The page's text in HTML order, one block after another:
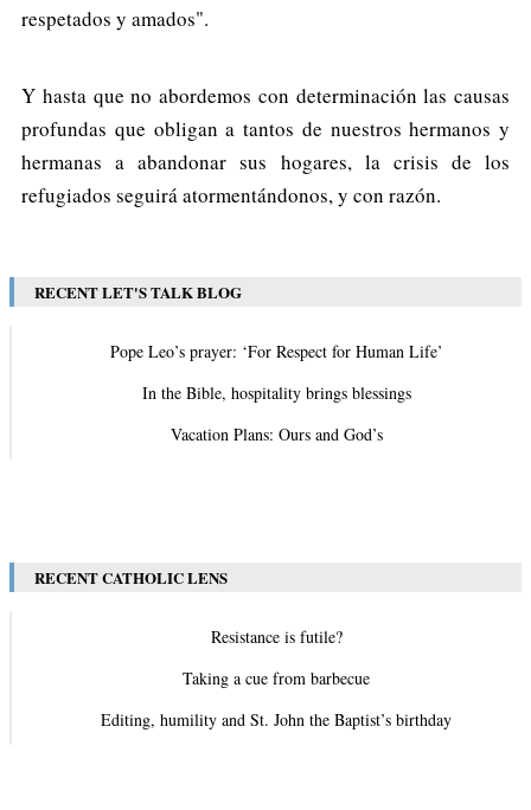
respetados y amados".
Y hasta que no abordemos con determinación las causas
profundas que obligan a tantos de nuestros hermanos y
hermanas a abandonar sus hogares, la crisis de los
refugiados seguirá atormentándonos, y con razón.
RECENT LET'S TALK BLOG
Pope Leo’s prayer: ‘For Respect for Human Life’
In the Bible, hospitality brings blessings
Vacation Plans: Ours and God’s
RECENT CATHOLIC LENS
Resistance is futile?
Taking a cue from barbecue
Editing, humility and St. John the Baptist’s birthday